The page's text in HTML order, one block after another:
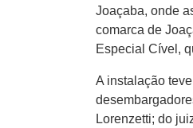
Joaçaba, onde
comarca de
Especial Cível,
A instalação
Lorenzetti; do